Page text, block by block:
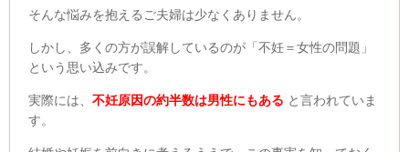
そんな悩みを抱えるご夫婦は少なくありません。
しかし、多くの方が誤解しているのが「不妊＝女性の問題」
という思い込みです。
実際には、 不妊原因の約半数は男性にもある と言われていま
す。